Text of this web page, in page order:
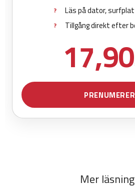
Mer läsning